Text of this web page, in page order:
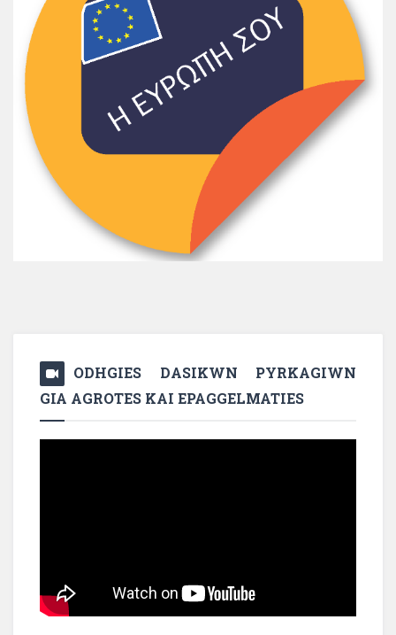
ODHGIES DASIKWN PYRKAGIWN
GIA AGROTES KAI EPAGGELMATIES